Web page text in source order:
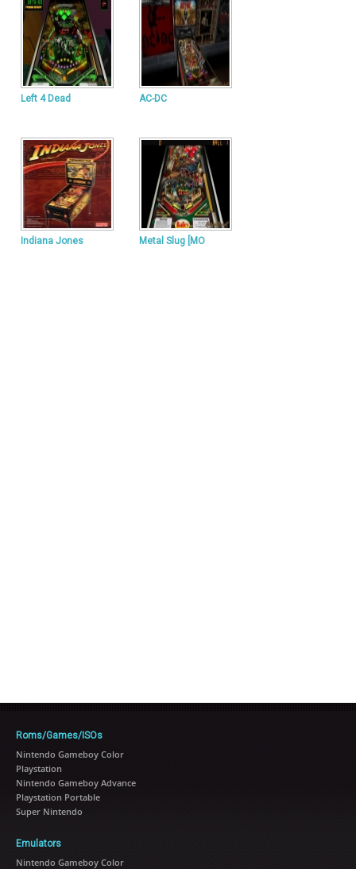
Left 4 Dead AC-DC
Indiana Jones Metal Slug [MO
Roms/Games/ISOs
Nintendo Gameboy Color
Playstation
Nintendo Gameboy Advance
Playstation Portable
Super Nintendo
Emulators
Nintendo Gameboy Color